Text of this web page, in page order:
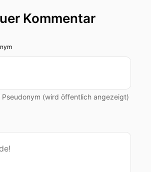
Kommentar
Pseudonym (wird öffentlich angezeigt)